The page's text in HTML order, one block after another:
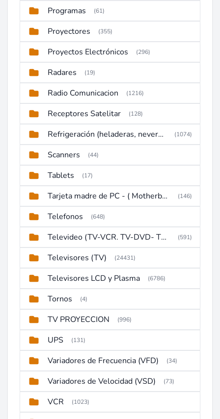
Programas (61)
Proyectores (355)
Proyectos Electrónicos (296)
Radares (19)
Radio Comunicacion (1216)
Receptores Satelitar (128)
Refrigeración (heladeras, neveras, congeladores) (1074)
Scanners (44)
Tablets (17)
Tarjeta madre de PC - ( Motherboard ) (146)
Telefonos (648)
Televideo (TV-VCR. TV-DVD- TV-DVD-VCR) (591)
Televisores (TV) (24431)
Televisores LCD y Plasma (6786)
Tornos (4)
TV PROYECCION (996)
UPS (131)
Variadores de Frecuencia (VFD) (34)
Variadores de Velocidad (VSD) (73)
VCR (1023)